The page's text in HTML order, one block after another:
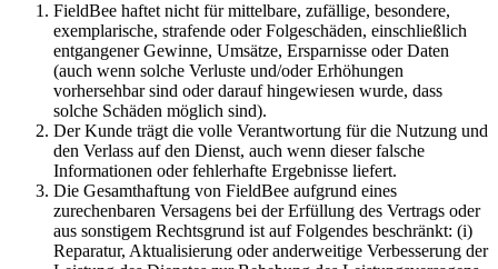
FieldBee haftet nicht für mittelbare, zufällige, besondere,
exemplarische, strafende oder Folgeschäden, einschließlich
entgangener Gewinne, Umsätze, Ersparnisse oder Daten
(auch wenn solche Verluste und/oder Erhöhungen
vorhersehbar sind oder darauf hingewiesen wurde, dass
solche Schäden möglich sind).
Der Kunde trägt die volle Verantwortung für die Nutzung und
den Verlass auf den Dienst, auch wenn dieser falsche
Informationen oder fehlerhafte Ergebnisse liefert.
Die Gesamthaftung von FieldBee aufgrund eines
zurechenbaren Versagens bei der Erfüllung des Vertrags oder
aus sonstigem Rechtsgrund ist auf Folgendes beschränkt: (i)
Reparatur, Aktualisierung oder anderweitige Verbesserung der